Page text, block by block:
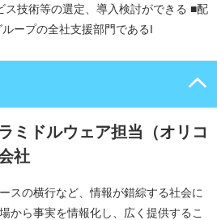
ス技術等の選定、導入検討ができる ■配
ープの全社支援部門であるI
ミドルウェア担当（オリコ
社
スの横行など、情報が錯綜する社会に
から事実を情報化し、広く提供するこ